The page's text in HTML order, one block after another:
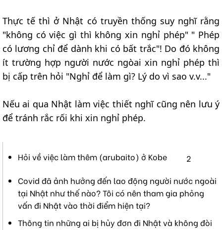
http://headlines.yahoo.co.jp/hl?a=20101014-00000076-jij-pol
Thực tế thì ở Nhật có truyền thống suy nghĩ rằng
"không có việc gì thì không xin nghỉ phép" " Phép
có lương chỉ để dành khi có bất trắc"! Do đó không
ít trường hợp người nước ngòai xin nghỉ phép thì
bị cấp trên hỏi "Nghỉ để làm gì? Lý do vì sao v.v..."
Nếu ai qua Nhật làm việc thiết nghĩ cũng nên lưu ý
để tránh rắc rối khi xin nghỉ phép.
Hỏi về việc làm thêm (arubaito) ở Kobe
2
Covid đã ảnh hưởng đến lao động người nước ngoài
tại Nhật như thế nào? Tôi có nên tham gia phỏng
vấn đi Nhật vào thời điểm hiện tại?
Thông tin những ai bị hủy đơn đi Nhật và không đòi